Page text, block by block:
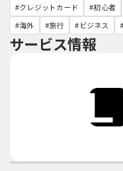
クレジットカード 初心者
海外
旅行 ビジネス
サービス情報